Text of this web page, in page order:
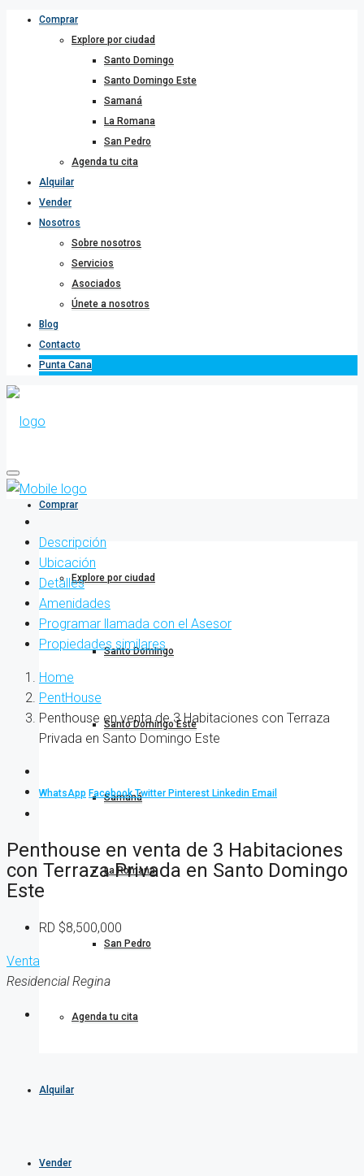
Comprar
Explore por ciudad
Santo Domingo
Santo Domingo Este
Samaná
La Romana
San Pedro
Agenda tu cita
Alquilar
Vender
Nosotros
Sobre nosotros
Servicios
Asociados
Únete a nosotros
Blog
Contacto
Punta Cana
Comprar
Explore por ciudad
Santo Domingo
Santo Domingo Este
Samaná
La Romana
San Pedro
Agenda tu cita
Alquilar
Vender
Descripción
Ubicación
Detalles
Amenidades
Programar llamada con el Asesor
Propiedades similares
Home
PentHouse
Penthouse en venta de 3 Habitaciones con Terraza
Privada en Santo Domingo Este
WhatsApp FacebookTwitter Pinterest Linkedin Email
Penthouse en venta de 3 Habitaciones
con Terraza Privada en Santo Domingo
Este
RD $8,500,000
Venta
Residencial Regina